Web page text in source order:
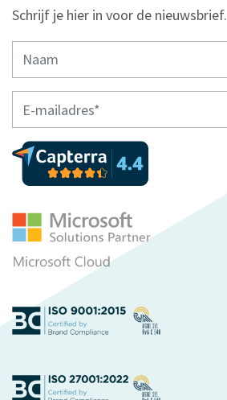
Schrijf je hier in voor de nieuwsbrief.